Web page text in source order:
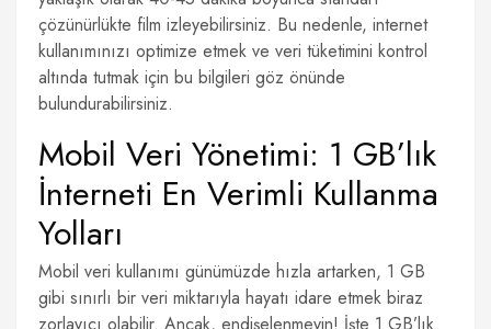
çözünürlükte film izleyebilirsiniz. Bu nedenle, internet
kullanımınızı optimize etmek ve veri tüketimini kontrol
altında tutmak için bu bilgileri göz önünde
bulundurabilirsiniz.
Mobil Veri Yönetimi: 1 GB’lık
İnterneti En Verimli Kullanma
Yolları
Mobil veri kullanımı günümüzde hızla artarken, 1 GB
gibi sınırlı bir veri miktarıyla hayatı idare etmek biraz